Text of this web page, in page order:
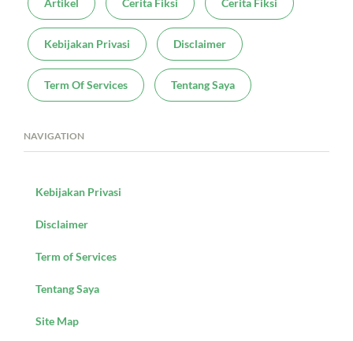
Artikel Cerita Fiksi Cerita Fiksi
Kebijakan Privasi Disclaimer
Term Of Services Tentang Saya
NAVIGATION
Kebijakan Privasi
Disclaimer
Term of Services
Tentang Saya
Site Map